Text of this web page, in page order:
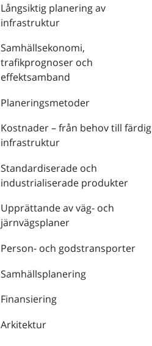
Långsiktig planering av
infrastruktur
Samhällsekonomi,
trafikprognoser och
effektsamband
Planeringsmetoder
Kostnader – från behov till färdig
infrastruktur
Standardiserade och
industrialiserade produkter
Upprättande av väg- och
järnvägsplaner
Person- och godstransporter
Samhällsplanering
Finansiering
Arkitektur